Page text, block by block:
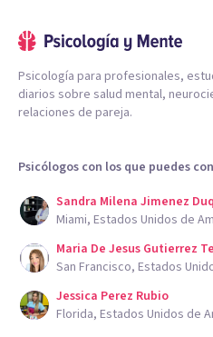
Psicología para profesionales,
diarios sobre salud mental,
relaciones de pareja.
Psicólogos con los que puedes
Sandra Milena Jimenez
Miami, Estados Unidos de
Maria De Jesus Gutierrez
San Francisco, Estados
Jessica Perez Rubio
Florida, Estados Unidos de